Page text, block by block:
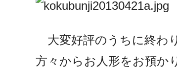
大変好評のうちに終わ
方々からお人形をお預か